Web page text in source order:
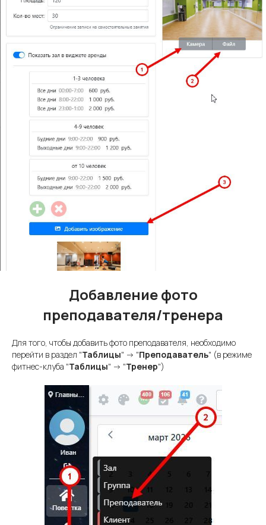
Добавление фото
преподавателя/тренера
Для того, чтобы добавить фото преподавателя, необходимо
перейти в раздел "Таблицы" -> "Преподаватель" (в режиме
фитнес-клуба "Таблицы" -> "Тренер")